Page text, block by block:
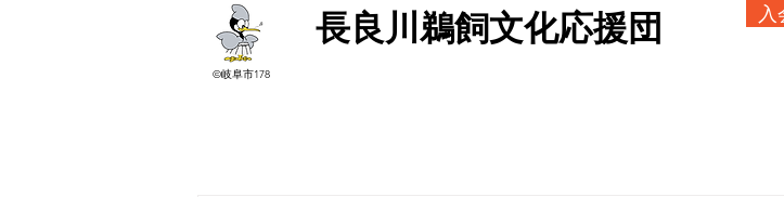
長良川鵜飼文化応援団 入
©岐阜市178